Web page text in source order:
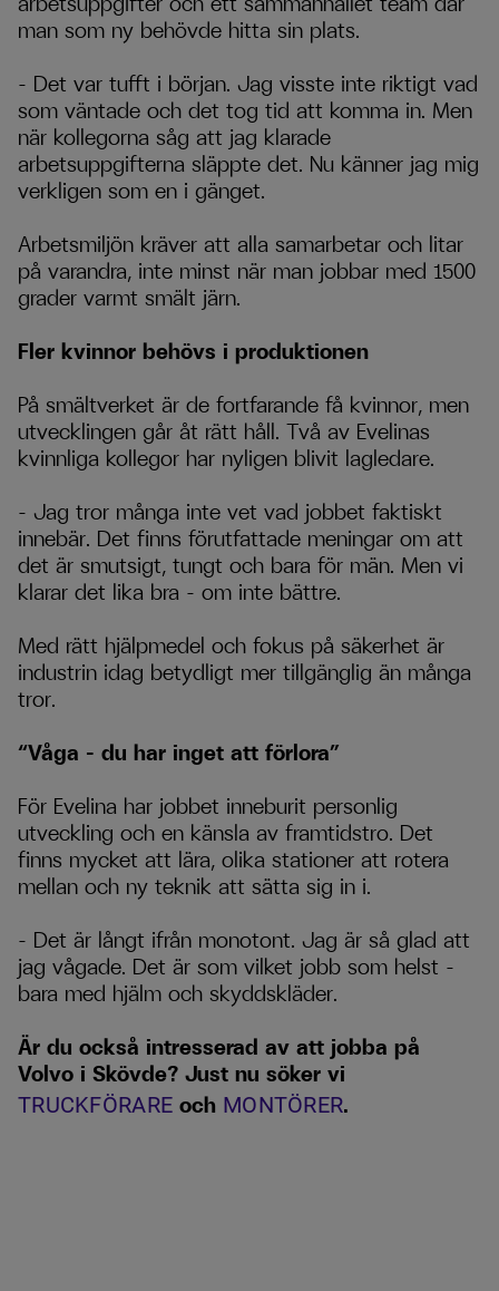
man som ny behövde hitta sin plats.
– Det var tufft i början. Jag visste inte riktigt vad
som väntade och det tog tid att komma in. Men
när kollegorna såg att jag klarade
arbetsuppgifterna släppte det. Nu känner jag mig
verkligen som en i gänget.
Arbetsmiljön kräver att alla samarbetar och litar
på varandra, inte minst när man jobbar med 1500
grader varmt smält järn.
Fler kvinnor behövs i produktionen
På smältverket är de fortfarande få kvinnor, men
utvecklingen går åt rätt håll. Två av Evelinas
kvinnliga kollegor har nyligen blivit lagledare.
– Jag tror många inte vet vad jobbet faktiskt
innebär. Det finns förutfattade meningar om att
det är smutsigt, tungt och bara för män. Men vi
klarar det lika bra – om inte bättre.
Med rätt hjälpmedel och fokus på säkerhet är
industrin idag betydligt mer tillgänglig än många
tror.
“Våga – du har inget att förlora”
För Evelina har jobbet inneburit personlig
utveckling och en känsla av framtidstro. Det
finns mycket att lära, olika stationer att rotera
mellan och ny teknik att sätta sig in i.
– Det är långt ifrån monotont. Jag är så glad att
jag vågade. Det är som vilket jobb som helst –
bara med hjälm och skyddskläder.
Är du också intresserad av att jobba på
Volvo i Skövde? Just nu söker vi
TRUCKFÖRARE och MONTÖRER.